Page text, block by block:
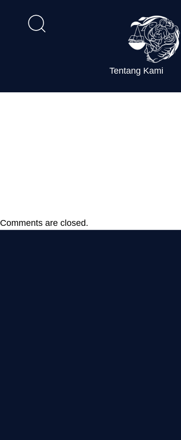
Tentang Kami
Comments are closed.